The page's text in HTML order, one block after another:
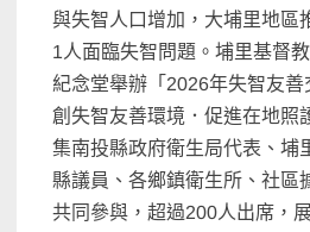
與失智人口增加，大埔里地區
1人面臨失智問題。埔里基督
紀念堂舉辦「2026年失智友
創失智友善環境．促進在地照
集南投縣政府衛生局代表、埔
縣議員、各鄉鎮衛生所、社區
共同參與，超過200人出席，